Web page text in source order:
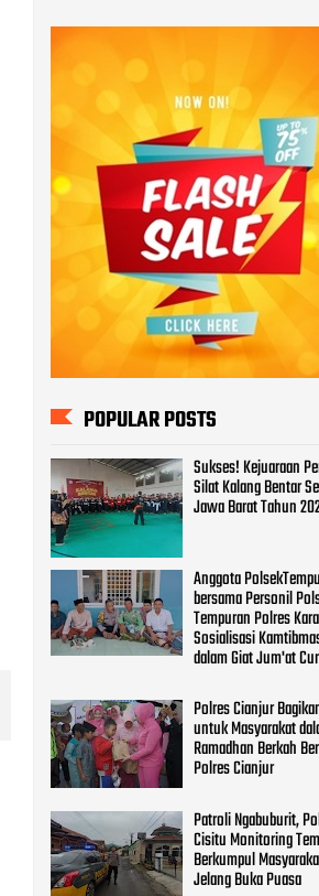
POPULAR POSTS
Sukses! Kejuaraan
Silat Kalang Bentar
Jawa Barat Tahun
Anggota
bersama Personil
Tempuran Polres
Sosialisasi
dalam Giat Jum'at
Polres Cianjur
untuk Masyarakat
Ramadhan Berkah
Polres Cianjur
Patroli Ngabuburit,
Cisitu Monitoring
Berkumpul
Jelang Buka Puasa